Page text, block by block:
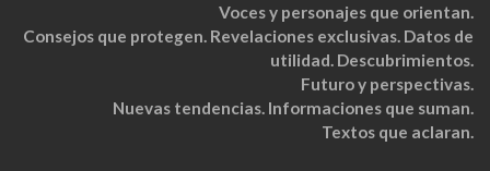
Voces y personajes que orientan.
Consejos que protegen. Revelaciones exclusivas. Datos de
utilidad. Descubrimientos.
Futuro y perspectivas.
Nuevas tendencias. Informaciones que suman.
Textos que aclaran.